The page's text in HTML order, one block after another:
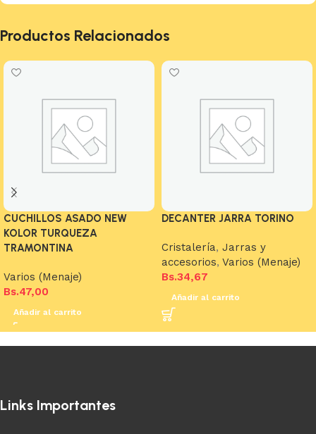
Productos Relacionados
CUCHILLOS ASADO NEW
KOLOR TURQUEZA
TRAMONTINA
Varios (Menaje)
Bs.47,00
Añadir al carrito
DECANTER JARRA TORINO
Cristalería, Jarras y
accesorios, Varios (Menaje)
Bs.34,67
Añadir al carrito
Links Importantes